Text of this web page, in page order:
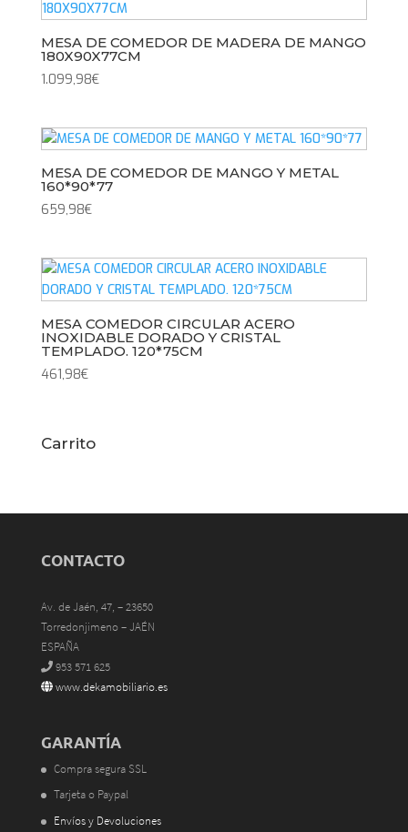
MESA DE COMEDOR DE MADERA DE MANGO
180X90X77CM
1.099,98€
MESA DE COMEDOR DE MANGO Y METAL
160*90*77
659,98€
MESA COMEDOR CIRCULAR ACERO
INOXIDABLE DORADO Y CRISTAL
TEMPLADO. 120*75CM
461,98€
Carrito
CONTACTO
Av. de Jaén, 47, – 23650
Torredonjimeno – JAÉN
ESPAÑA
953 571 625
www.dekamobiliario.es
GARANTÍA
Compra segura SSL
Tarjeta o Paypal
Envíos y Devoluciones